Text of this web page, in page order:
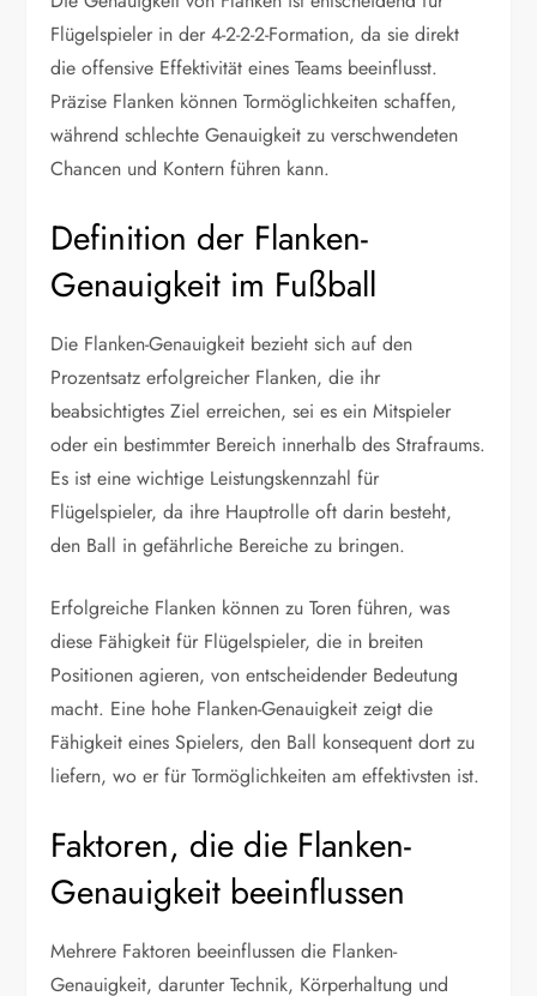
Flügelspieler in der 4-2-2-2-Formation, da sie direkt
die offensive Effektivität eines Teams beeinflusst.
Präzise Flanken können Tormöglichkeiten schaffen,
während schlechte Genauigkeit zu verschwendeten
Chancen und Kontern führen kann.
Definition der Flanken-
Genauigkeit im Fußball
Die Flanken-Genauigkeit bezieht sich auf den
Prozentsatz erfolgreicher Flanken, die ihr
beabsichtigtes Ziel erreichen, sei es ein Mitspieler
oder ein bestimmter Bereich innerhalb des Strafraums.
Es ist eine wichtige Leistungskennzahl für
Flügelspieler, da ihre Hauptrolle oft darin besteht,
den Ball in gefährliche Bereiche zu bringen.
Erfolgreiche Flanken können zu Toren führen, was
diese Fähigkeit für Flügelspieler, die in breiten
Positionen agieren, von entscheidender Bedeutung
macht. Eine hohe Flanken-Genauigkeit zeigt die
Fähigkeit eines Spielers, den Ball konsequent dort zu
liefern, wo er für Tormöglichkeiten am effektivsten ist.
Faktoren, die die Flanken-
Genauigkeit beeinflussen
Mehrere Faktoren beeinflussen die Flanken-
Genauigkeit, darunter Technik, Körperhaltung und